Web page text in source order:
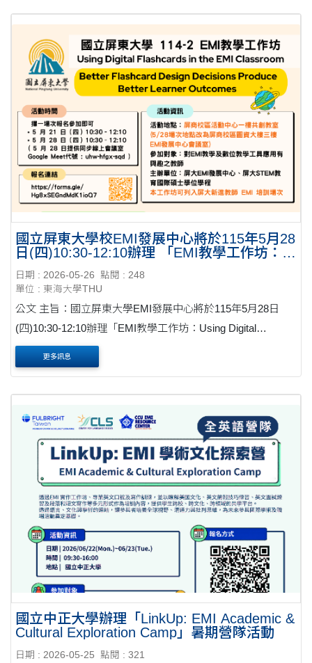
國立屏東大學校EMI發展中心將於115年5月28
日(四)10:30-12:10辦理 「EMI教學工作坊：
Classroom:Better Flashcard Design
Decisions Produce Better Learner
Outcomes」
日期 : 2026-05-26
點閱 : 248
單位 : 東海大學THU
公文 主旨：國立屏東大學EMI發展中心將於115年5月28日
(四)10:30-12:10辦理「EMI教學工作坊：Using Digital
Flashcards in the EMI Classroom:Better Flashcard Design
Decisions Produce Better Learner Outcomes」，敬邀貴校教
更多訊息
國立中正大學辦理「LinkUp: EMI Academic &
Cultural Exploration Camp」暑期營隊活動
日期 : 2026-05-25
點閱 : 321